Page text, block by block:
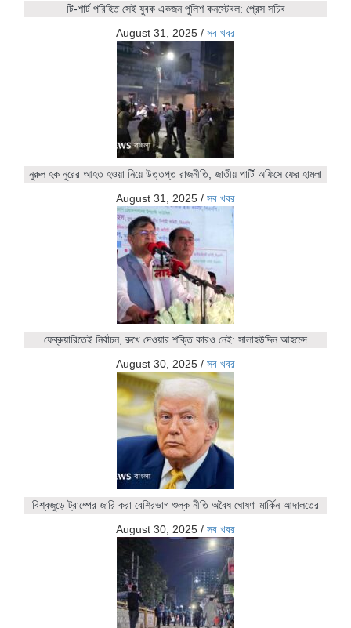
টি-শার্ট পরিহিত সেই যুবক একজন পুলিশ কনস্টেবল: প্রেস সচিব
August 31, 2025 / সব খবর
নুরুল হক নুরের আহত হওয়া নিয়ে উত্তপ্ত রাজনীতি, জাতীয় পার্টি অফিসে ফের হামলা
August 31, 2025 / সব খবর
ফেব্রুয়ারিতেই নির্বাচন, রুখে দেওয়ার শক্তি কারও নেই: সালাহউদ্দিন আহমেদ
August 30, 2025 / সব খবর
বিশ্বজুড়ে ট্রাম্পের জারি করা বেশিরভাগ শুল্ক নীতি অবৈধ ঘোষণা মার্কিন আদালতের
August 30, 2025 / সব খবর